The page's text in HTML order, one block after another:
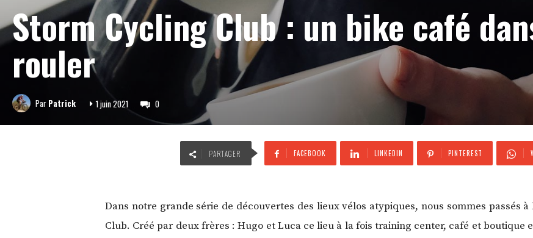
Storm Cycling Club : un bike café
rouler
Par Patrick 1 juin 2021 0
PARTAGER FACEBOOK LINKEDIN PINTEREST
Dans notre grande série de découvertes des lieux vélos atypiques, nous sommes passés
Club. Créé par deux frères : Hugo et Luca ce lieu à la fois training center, café et